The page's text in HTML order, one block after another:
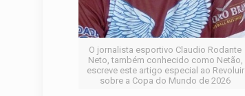
O jornalista esportivo Claudio Rodante
Neto, também conhecido como Netão,
escreve este artigo especial ao Revoluir
sobre a Copa do Mundo de 2026